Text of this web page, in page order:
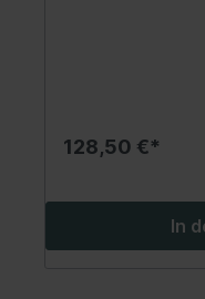
128,50 €*
In